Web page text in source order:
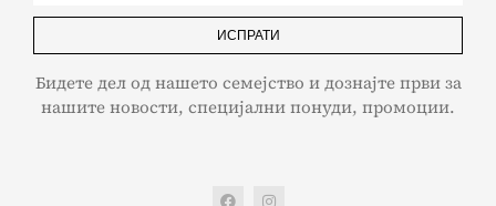
ИСПРАТИ
Бидете дел од нашето семејство и дознајте први за
нашите новости, специјални понуди, промоции.